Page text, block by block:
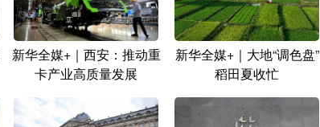
新华全媒+｜西安：推动重
卡产业高质量发展
新华全媒+｜大地“调色盘”
稻田夏收忙